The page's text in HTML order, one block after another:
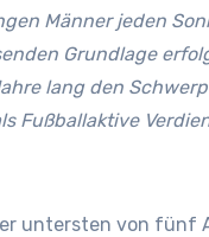
Männer jeden
Grundlage
lang den
Fußballaktive
untersten von fünf